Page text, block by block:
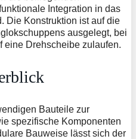
Integration in das
Die Konstruktion ist auf die
ausgelegt, bei
eine Drehscheibe zulaufen.
Bauteile zur
spezifische Komponenten
Bauweise lässt sich der